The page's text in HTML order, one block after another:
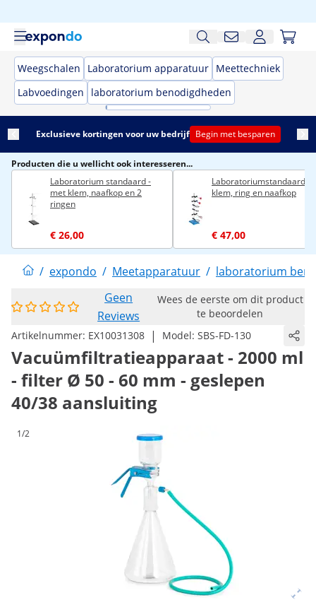
Weegschalen Laboratorium apparatuur Meettechniek
Labvoedingen
laboratorium benodigdheden
Exclusieve kortingen voor uw bedrijf Begin met besparen
Producten die u wellicht ook interesseren...
Laboratorium standaard -
met klem, naafkop en 2
ringen
€ 26,00
Laboratoriumstandaard -
klem, ring en naafkop
€ 47,00
/ expondo / Meetapparatuur / laboratorium
Geen
Reviews
Wees de eerste om dit product
te beoordelen
Artikelnummer: EX10031308 | Model: SBS-FD-130
Vacuümfiltratieapparaat - 2000 ml
- filter Ø 50 - 60 mm - geslepen
40/38 aansluiting
1/2